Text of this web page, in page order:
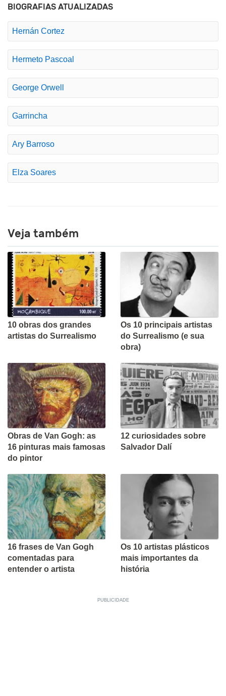
BIOGRAFIAS ATUALIZADAS
Hernán Cortez
Hermeto Pascoal
George Orwell
Garrincha
Ary Barroso
Elza Soares
Veja também
10 obras dos grandes
artistas do Surrealismo
Os 10 principais artistas
do Surrealismo (e sua
obra)
Obras de Van Gogh: as
16 pinturas mais famosas
do pintor
12 curiosidades sobre
Salvador Dalí
16 frases de Van Gogh
comentadas para
entender o artista
Os 10 artistas plásticos
mais importantes da
história